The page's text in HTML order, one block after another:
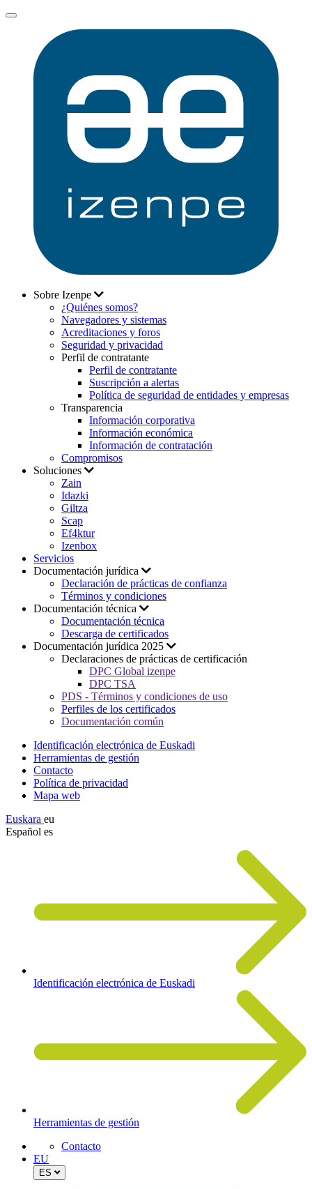
Sobre Izenpe
¿Quiénes somos?
Navegadores y sistemas
Acreditaciones y foros
Seguridad y privacidad
Perfil de contratante
Perfil de contratante
Suscripción a alertas
Política de seguridad de entidades y empresas
Transparencia
Información corporativa
Información económica
Información de contratación
Compromisos
Soluciones
Zain
Idazki
Giltza
Scap
Ef4ktur
Izenbox
Servicios
Documentación jurídica
Declaración de prácticas de confianza
Términos y condiciones
Documentación técnica
Documentación técnica
Descarga de certificados
Documentación jurídica 2025
Declaraciones de prácticas de certificación
DPC Global izenpe
DPC TSA
PDS - Términos y condiciones de uso
Perfiles de los certificados
Documentación común
Identificación electrónica de Euskadi
Herramientas de gestión
Contacto
Política de privacidad
Mapa web
Euskara eu
Español es
Identificación electrónica de Euskadi
Herramientas de gestión
Contacto
EU
ES